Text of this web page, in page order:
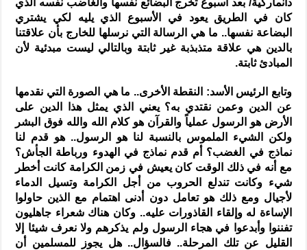
كان في الطريق يعود في الأسبوع الذي يليه لكي يشتري
البضاعة نفسها.. ما هي الرسالة التي نرسلها للخارج بأن علاقتنا
بالدين هي علاقة متذبذبة غير ثابتة وبالتالي ليست مبدئية لأن
المبادئ ثابتة.
وتابع الرئيس الأسد: النقطة الأخرى.. ما هي الصورة التي نقدمها
عن الدين وعمن نقتدي به؟ يعني الذي يمثل هذا الدين على
الأرض هو الرسول عملياً والقرآن هو كلام الله والله فوق البشر
ولكن الشيء الملموس بالنسبة لنا هو الرسول.. هو قدم لنا
نماذج في الغضب؟ أم قدم نماذج في الهدوء ورباطة الجأش؟
مع أنه في ذلك الوقت كان يعيش في زمن الكرامة كانت أخطر
شيء وكانت تندلع الحروب من أجل الكرامة وتسيل الدماء
لأجيال ومع ذلك هو تعامل دون أدنى اهتمام مع الذين حاولوا
الإساءة له وإلقاء القاذورات عليه.. وكان هناك شعراء جاهليون
تفننوا وأبدعوا في هجاء الرسول ولم يذكرهم ولا نعرف شيئا إلا
القليل عن تلك المرحلة.. فالسؤال.. هل يجوز للمسلمين أن